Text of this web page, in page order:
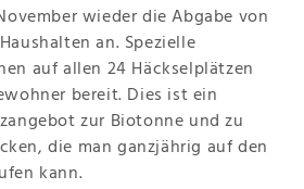
wieder die Abgabe von
an. Spezielle
auf allen 24 Häckselplätzen
bereit. Dies ist ein
zur Biotonne und zu
die man ganzjährig auf den
kann.